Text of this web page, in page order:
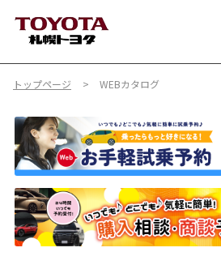
トップページ WEBカタログ